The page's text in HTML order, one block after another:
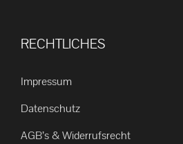
RECHTLICHES
Impressum
Datenschutz
AGB’s & Widerrufsrecht